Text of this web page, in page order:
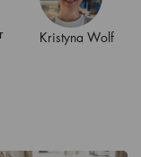
Kristyna Wolf